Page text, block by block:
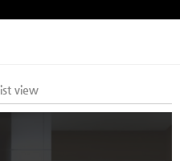
list view